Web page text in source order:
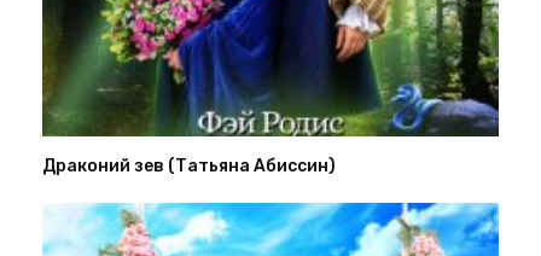
Драконий зев (Татьяна Абиссин)